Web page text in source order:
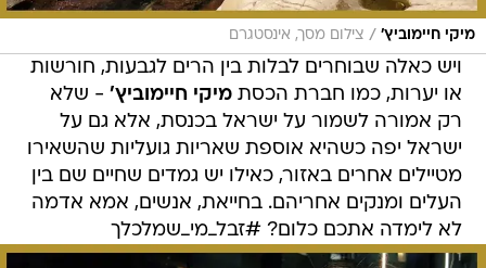
מיקי חיימוביץ' / צילום מסך, אינסטגרם
ויש כאלה שבוחרים לבלות בין הרים לגבעות, חורשות
או יערות, כמו חברת הכסתמיקי חיימוביץ' - שלא
רק אמורה לשמור על ישראל בכנסת, אלא גם על
ישראל יפה כשהיא אוספת שאריות גועליות שהשאירו
מטיילים אחרים באזור, כאילו יש גמדים שחיים שם בין
העלים ומנקים אחריהם. בחייאת, אנשים, אמא אדמה
לא לימדה אתכם כלום? #זבל_מי_שמלכלך